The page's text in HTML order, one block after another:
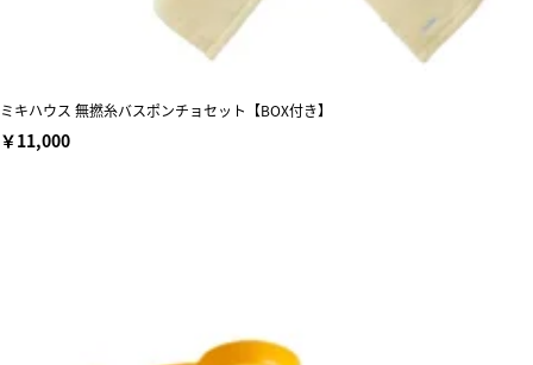
ミキハウス 無撚糸バスポンチョセット【BOX付き】
￥11,000